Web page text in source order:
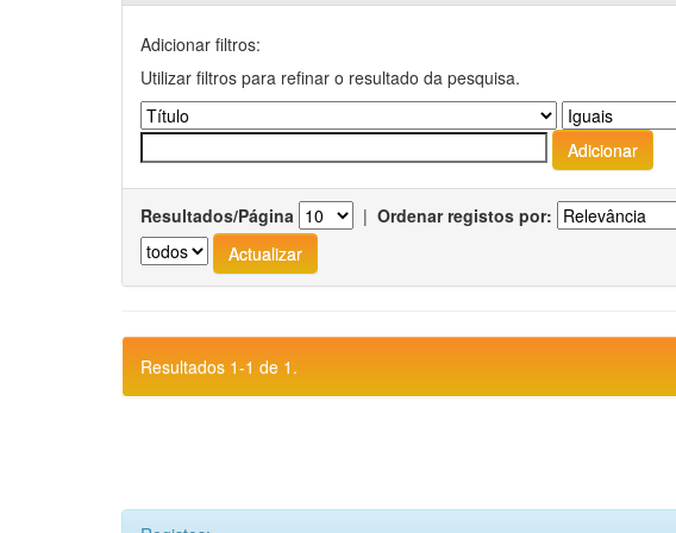
Adicionar filtros:
Utilizar filtros para refinar o resultado da pesquisa.
Resultados/Página | Ordenar registos por:
Resultados 1-1 de 1.